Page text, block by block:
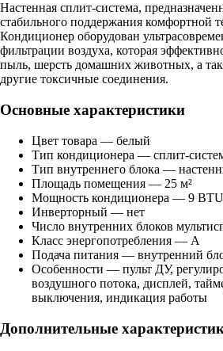
Настенная сплит-система,
стабильного поддержания комфортной
Кондиционер оборудован
фильтрации воздуха, которая
пыль, шерсть домашних животных, а
другие токсичные соединения.
Основные характеристики
Цвет товара — белый
Тип кондиционера — сплит-
Тип внутреннего блока —
Площадь помещения — 25 м²
Мощность кондиционера — 9 BTU
Инверторный — нет
Число внутренних блоков
Класс энергопотребления — A
Подача питания — внутренний
Особенности — пульт ДУ,
воздушного потока, дисплей,
выключения, индикация работы
Дополнительные